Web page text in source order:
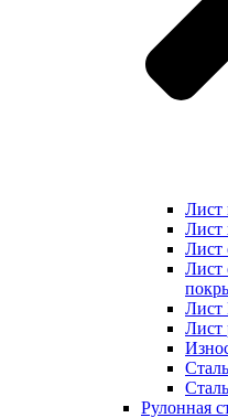
Лист
Лист
Лист
Лист
Лист
Рулонная